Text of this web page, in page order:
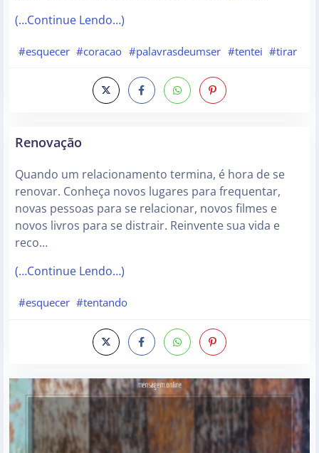
(…Continue Lendo…)
#esquecer #coracao #palavrasdeumser #tentei #tirar
Renovação
Quando um relacionamento termina, é hora de se
renovar. Conheça novos lugares para frequentar,
novas pessoas para se relacionar, novos filmes e
novos livros para se distrair. Reinvente sua vida e
reco…
(…Continue Lendo…)
#esquecer #tentando